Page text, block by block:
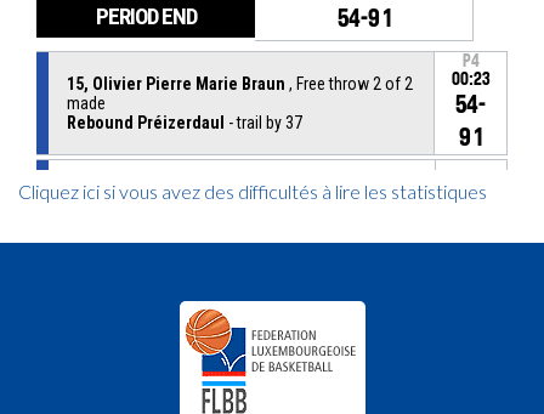
Cliquez ici si vous avez des difficultés à lire les statistiques